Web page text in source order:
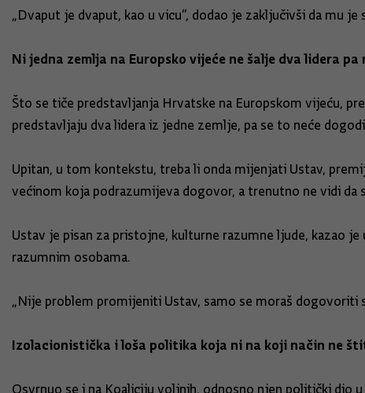
„Dvaput je dvaput, kao u vicu“, dodao je zaključivši da mu
Ni jedna zemlja na Europsko vijeće ne šalje dva lidera pa
Što se tiče predstavljanja Hrvatske na Europskom vijeću,
predstavljaju dva lidera iz jedne zemlje, pa se to neće
Upitan, u tom kontekstu, treba li onda mijenjati Ustav,
većinom koja podrazumijeva dogovor, a trenutno ne vidi da
Ustav je pisan za pristojne, kulturne razumne ljude, kazao
razumnim osobama.
„Nije problem promijeniti Ustav, samo se moraš dogovoriti
Izolacionistička i loša politika koja ni na koji način ne
Osvrnuo se i na Koaliciju voljnih, odnosno njen politički dio